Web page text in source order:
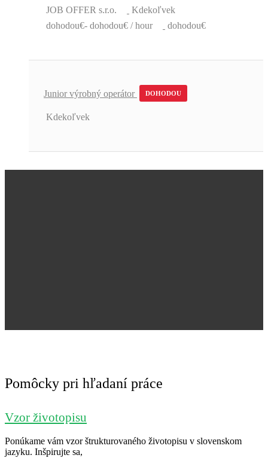
JOB OFFER s.r.o.
Kdekoľvek
dohodou€- dohodou€ / hour
dohodou€
Junior výrobný operátor DOHODOU
Kdekoľvek
Pomôcky pri hľadaní práce
Vzor životopisu
Ponúkame vám vzor štrukturovaného životopisu v slovenskom
jazyku. Inšpirujte sa,